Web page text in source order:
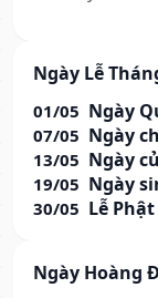
Ngày Lễ
01/05 Ngày
07/05 Ngày
13/05 Ngày
19/05 Ngày
30/05 Lễ
Ngày Hoàng